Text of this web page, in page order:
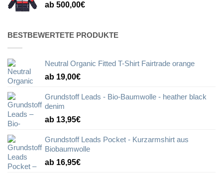
ab 500,00€
BESTBEWERTETE PRODUKTE
Neutral Organic Fitted T-Shirt Fairtrade orange
ab 19,00€
Grundstoff Leads - Bio-Baumwolle - heather black
denim
ab 13,95€
Grundstoff Leads Pocket - Kurzarmshirt aus
Biobaumwolle
ab 16,95€